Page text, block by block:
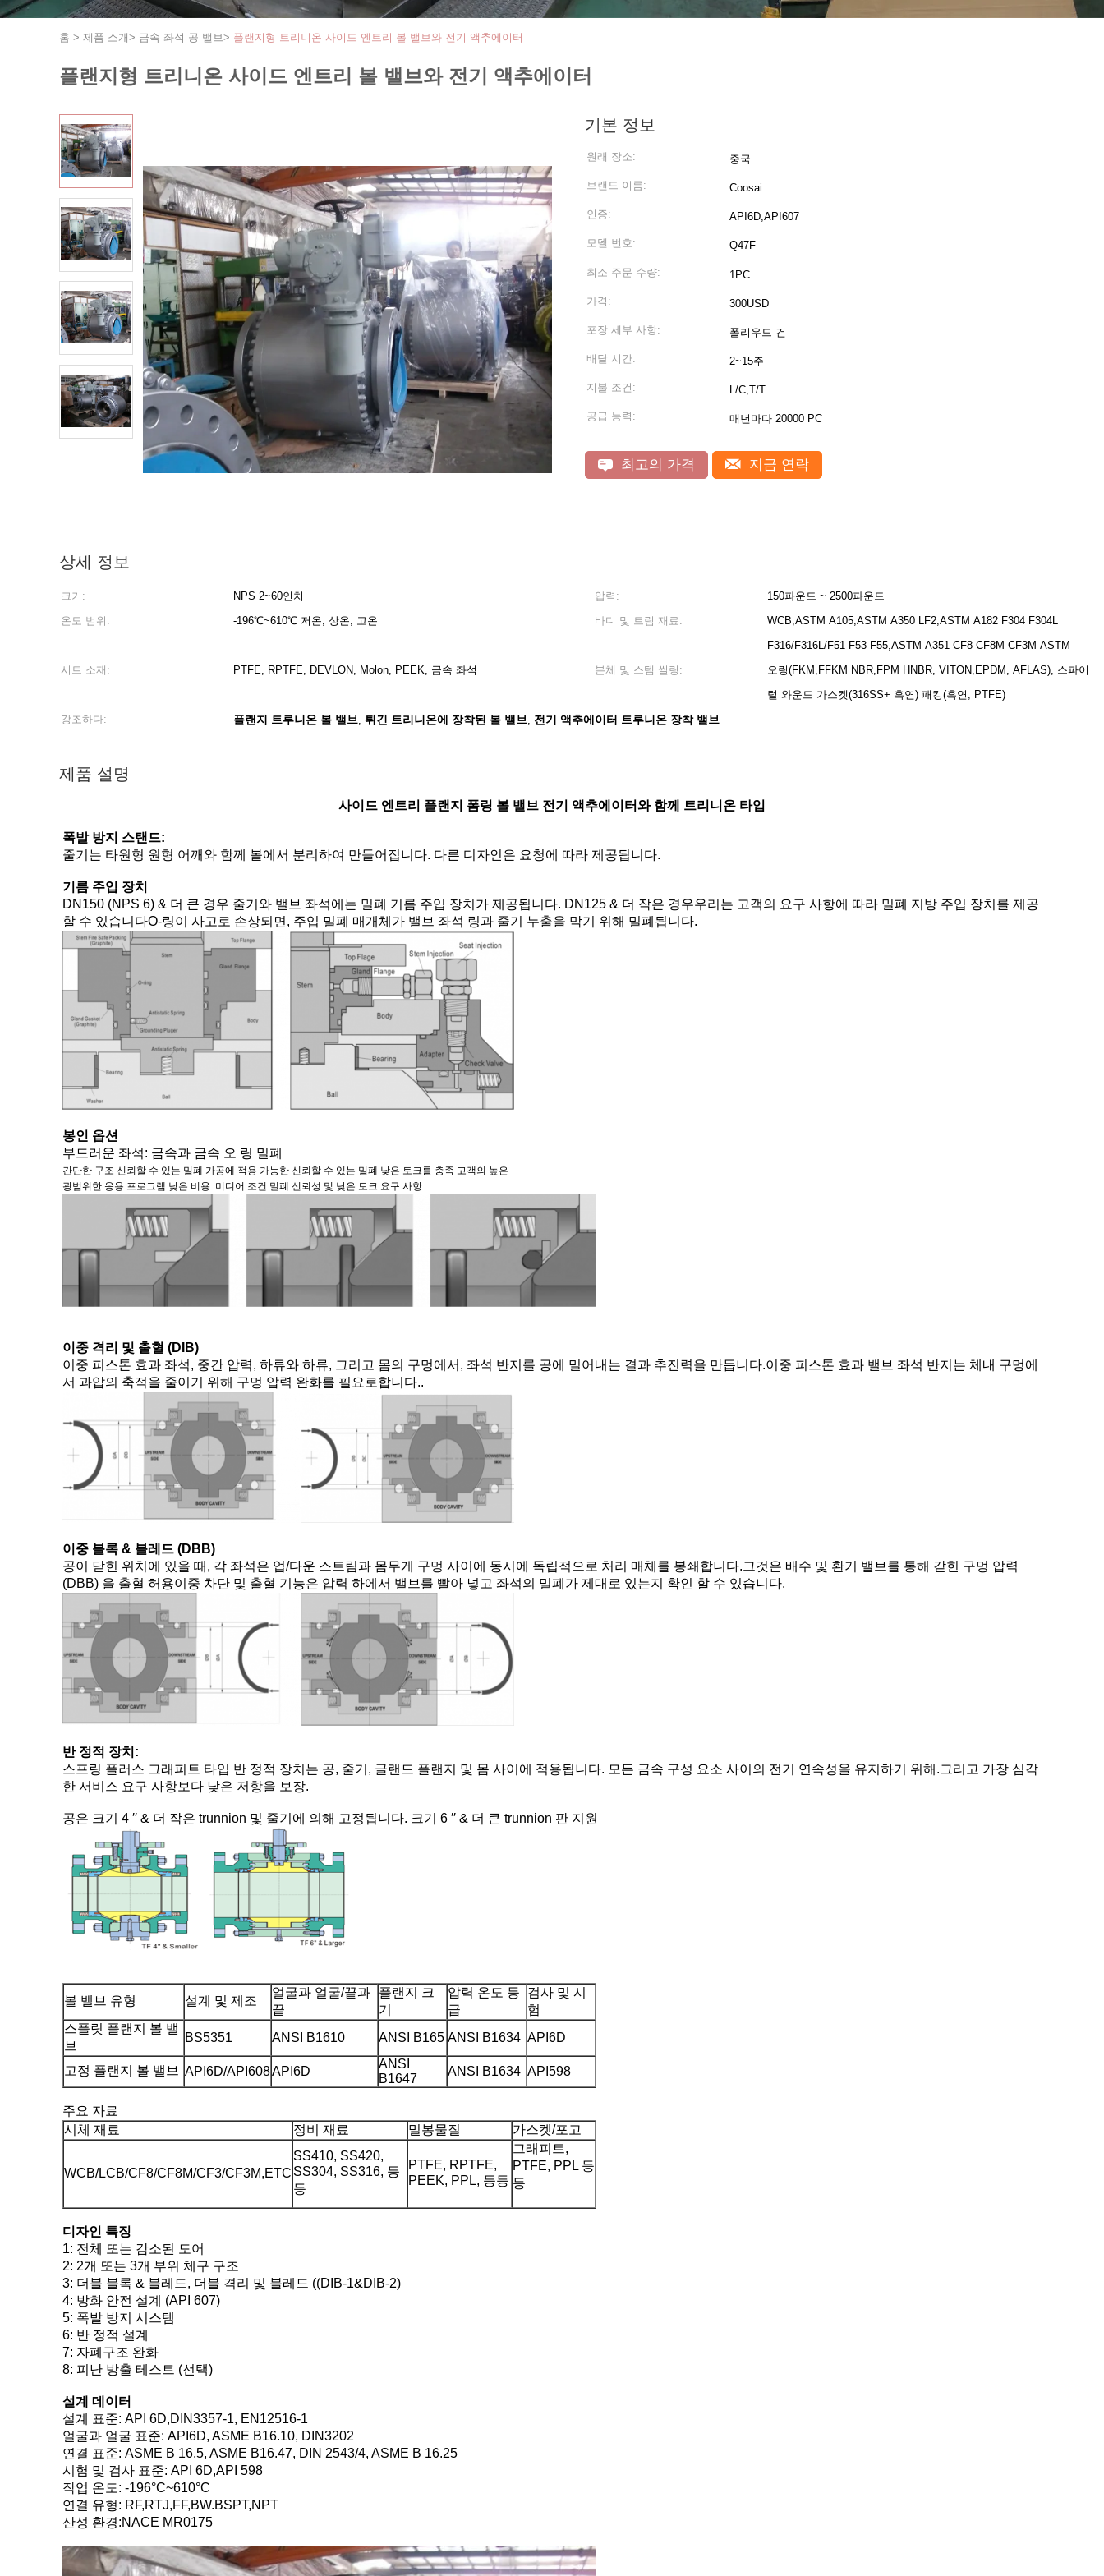
홈 > 제품 소개> 금속 좌석 공 밸브> 플랜지형 트리니온 사이드 엔트리 볼 밸브와 전기 액추에이터
플랜지형 트리니온 사이드 엔트리 볼 밸브와 전기 액추에이터
기본 정보
원래 장소: 중국
브랜드 이름: Coosai
인증: API6D,API607
모델 번호: Q47F
최소 주문 수량: 1PC
가격: 300USD
포장 세부 사항: 폴리우드 건
배달 시간: 2~15주
지불 조건: L/C,T/T
공급 능력: 매년마다 20000 PC
최고의 가격 지금 연락
상세 정보
크기: NPS 2~60인치 압력:
150파운드 ~ 2500파운드
온도 범위:
-196℃~610℃ 저온, 상온, 고온 바디 및 트림 재료:
WCB,ASTM A105,ASTM A350 LF2,ASTM A182 F304 F304L
F316/F316L/F51 F53 F55,ASTM A351 CF8 CF8M CF3M ASTM
시트 소재:
PTFE, RPTFE, DEVLON, Molon, PEEK, 금속 좌석 본체 및 스템 씰링:
오링(FKM,FFKM NBR,FPM HNBR, VITON,EPDM, AFLAS), 스파이
럴 와운드 가스켓(316SS+ 흑연) 패킹(흑연, PTFE)
강조하다:
플랜지 트루니온 볼 밸브, 튀긴 트리니온에 장착된 볼 밸브, 전기 액추에이터 트루니온 장착 밸브
제품 설명
사이드 엔트리 플랜지 폼링 볼 밸브 전기 액추에이터와 함께 트리니온 타입
폭발 방지 스탠드:
줄기는 타원형 원형 어깨와 함께 볼에서 분리하여 만들어집니다. 다른 디자인은 요청에 따라 제공됩니다.
기름 주입 장치
DN150 (NPS 6) & 더 큰 경우 줄기와 밸브 좌석에는 밀폐 기름 주입 장치가 제공됩니다. DN125 & 더 작은 경우우리는 고객의 요구 사항에 따라 밀폐 지방 주입 장치를 제공
할 수 있습니다O-링이 사고로 손상되면, 주입 밀폐 매개체가 밸브 좌석 링과 줄기 누출을 막기 위해 밀폐됩니다.
봉인 옵션
부드러운 좌석: 금속과 금속 오 링 밀폐
간단한 구조 신뢰할 수 있는 밀폐 가공에 적용 가능한 신뢰할 수 있는 밀폐 낮은 토크를 충족 고객의 높은
광범위한 응용 프로그램 낮은 비용. 미디어 조건 밀폐 신뢰성 및 낮은 토크 요구 사항
이중 격리 및 출혈 (DIB)
이중 피스톤 효과 좌석, 중간 압력, 하류와 하류, 그리고 몸의 구멍에서, 좌석 반지를 공에 밀어내는 결과 추진력을 만듭니다.이중 피스톤 효과 밸브 좌석 반지는 체내 구멍에
서 과압의 축적을 줄이기 위해 구멍 압력 완화를 필요로합니다..
이중 블록 & 블레드 (DBB)
공이 닫힌 위치에 있을 때, 각 좌석은 업/다운 스트림과 몸무게 구멍 사이에 동시에 독립적으로 처리 매체를 봉쇄합니다.그것은 배수 및 환기 밸브를 통해 갇힌 구멍 압력
(DBB) 을 출혈 허용이중 차단 및 출혈 기능은 압력 하에서 밸브를 빨아 넣고 좌석의 밀폐가 제대로 있는지 확인 할 수 있습니다.
반 정적 장치:
스프링 플러스 그래피트 타입 반 정적 장치는 공, 줄기, 글랜드 플랜지 및 몸 사이에 적용됩니다. 모든 금속 구성 요소 사이의 전기 연속성을 유지하기 위해.그리고 가장 심각
한 서비스 요구 사항보다 낮은 저항을 보장.
공은 크기 4 ′′ & 더 작은 trunnion 및 줄기에 의해 고정됩니다. 크기 6 ′′ & 더 큰 trunnion 판 지원
볼 밸브 유형 설계 및 제조
얼굴과 얼굴/끝과
끝
플랜지 크
기
압력 온도 등
급
검사 및 시
험
스플릿 플랜지 볼 밸
브
BS5351 ANSI B1610 ANSI B165 ANSI B1634 API6D
고정 플랜지 볼 밸브 API6D/API608API6D
ANSI
B1647
ANSI B1634 API598
주요 자료
시체 재료
정비 재료 밀봉물질 가스켓/포고
WCB/LCB/CF8/CF8M/CF3/CF3M,ETC
SS410, SS420,
SS304, SS316, 등
등
PTFE, RPTFE,
PEEK, PPL, 등등
그래피트,
PTFE, PPL 등
등
디자인 특징
1: 전체 또는 감소된 도어
2: 2개 또는 3개 부위 체구 구조
3: 더블 블록 & 블레드, 더블 격리 및 블레드 ((DIB-1&DIB-2)
4: 방화 안전 설계 (API 607)
5: 폭발 방지 시스템
6: 반 정적 설계
7: 자폐구조 완화
8: 피난 방출 테스트 (선택)
설계 데이터
설계 표준: API 6D,DIN3357-1, EN12516-1
얼굴과 얼굴 표준: API6D, ASME B16.10, DIN3202
연결 표준: ASME B 16.5, ASME B16.47, DIN 2543/4, ASME B 16.25
시험 및 검사 표준: API 6D,API 598
작업 온도: -196°C~610°C
연결 유형: RF,RTJ,FF,BW.BSPT,NPT
산성 환경:NACE MR0175